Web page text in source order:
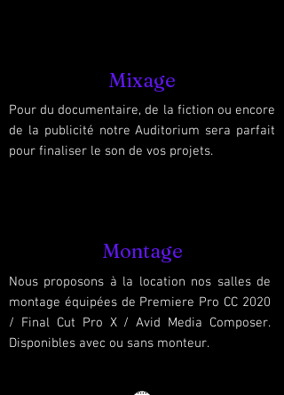
Mixage
Pour du documentaire, de la fiction ou encore
de la publicité notre Auditorium sera parfait
pour finaliser le son de vos projets.
Montage
Nous proposons à la location nos salles de
montage équipées de Premiere Pro CC 2020
/ Final Cut Pro X / Avid Media Composer.
Disponibles avec ou sans monteur.